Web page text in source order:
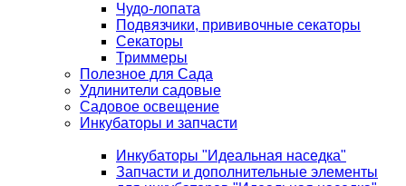
Чудо-лопата
Подвязчики, прививочные секаторы
Секаторы
Триммеры
Полезное для Сада
Удлинители садовые
Садовое освещение
Инкубаторы и запчасти
Инкубаторы "Идеальная наседка"
Запчасти и дополнительные элементы